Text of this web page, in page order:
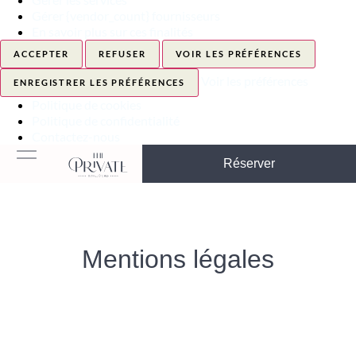
ACCEPTER REFUSER VOIR LES PRÉFÉRENCES
ENREGISTRER LES PRÉFÉRENCES
Réserver
Mentions légales